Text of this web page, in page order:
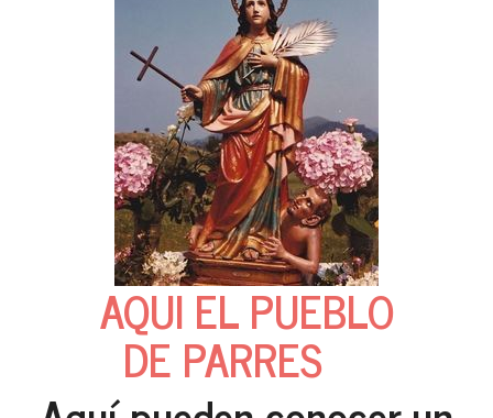
AQUI EL PUEBLO
DE PARRES